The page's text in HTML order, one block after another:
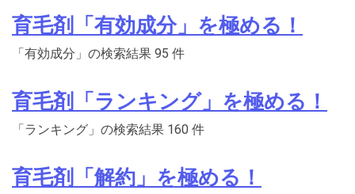
育毛剤「有効成分」を極める！
「有効成分」の検索結果 95 件
育毛剤「ランキング」を極める！
「ランキング」の検索結果 160 件
育毛剤「解約」を極める！